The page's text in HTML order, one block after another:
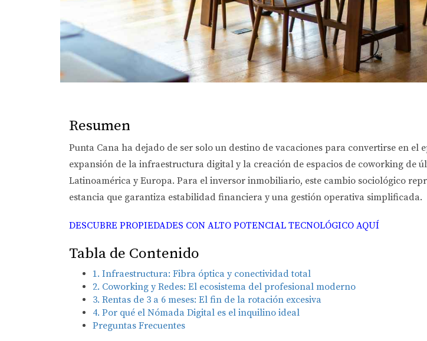
Resumen
Punta Cana ha dejado de ser solo un destino de vacaciones para convertirse en
expansión de la infraestructura digital y la creación de espacios de coworking de
Latinoamérica y Europa. Para el inversor inmobiliario, este cambio sociológico
estancia que garantiza estabilidad financiera y una gestión operativa simplificada.
DESCUBRE PROPIEDADES CON ALTO POTENCIAL TECNOLÓGICO AQUÍ
Tabla de Contenido
1. Infraestructura: Fibra óptica y conectividad total
2. Coworking y Redes: El ecosistema del profesional moderno
3. Rentas de 3 a 6 meses: El fin de la rotación excesiva
4. Por qué el Nómada Digital es el inquilino ideal
Preguntas Frecuentes